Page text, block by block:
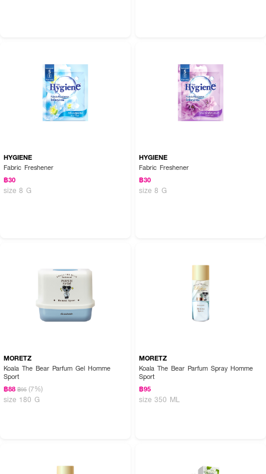
HYGIENE
Fabric Freshener
฿30
size 8 G
HYGIENE
Fabric Freshener
฿30
size 8 G
MORETZ
Koala The Bear Parfum Gel Homme
Sport
฿88 ฿95 (7%)
size 180 G
MORETZ
Koala The Bear Parfum Spray Homme
Sport
฿95
size 350 ML